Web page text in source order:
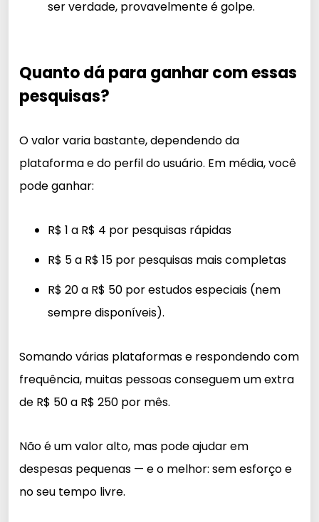
ser verdade, provavelmente é golpe.
Quanto dá para ganhar com essas
pesquisas?
O valor varia bastante, dependendo da
plataforma e do perfil do usuário. Em média, você
pode ganhar:
R$ 1 a R$ 4 por pesquisas rápidas
R$ 5 a R$ 15 por pesquisas mais completas
R$ 20 a R$ 50 por estudos especiais (nem
sempre disponíveis).
Somando várias plataformas e respondendo com
frequência, muitas pessoas conseguem um extra
de R$ 50 a R$ 250 por mês.
Não é um valor alto, mas pode ajudar em
despesas pequenas — e o melhor: sem esforço e
no seu tempo livre.